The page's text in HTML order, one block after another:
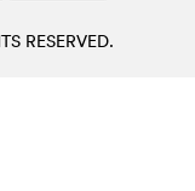
RESERVED.